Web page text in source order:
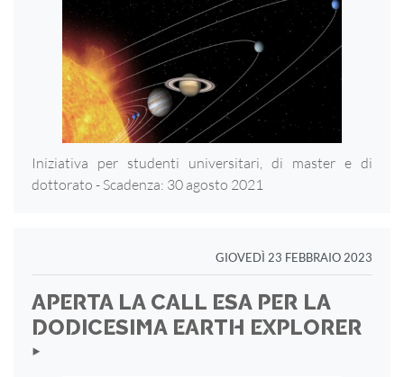
Iniziativa per studenti universitari, di master e di
dottorato - Scadenza: 30 agosto 2021
GIOVEDÌ 23 FEBBRAIO 2023
APERTA LA CALL ESA PER LA
DODICESIMA EARTH EXPLORER
‣